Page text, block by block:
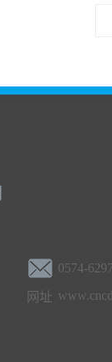
0574-
网址